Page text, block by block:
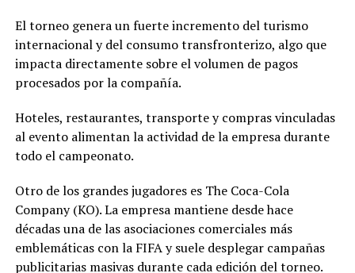
El torneo genera un fuerte incremento del turismo
internacional y del consumo transfronterizo, algo que
impacta directamente sobre el volumen de pagos
procesados por la compañía.
Hoteles, restaurantes, transporte y compras vinculadas
al evento alimentan la actividad de la empresa durante
todo el campeonato.
Otro de los grandes jugadores es The Coca-Cola
Company (KO). La empresa mantiene desde hace
décadas una de las asociaciones comerciales más
emblemáticas con la FIFA y suele desplegar campañas
publicitarias masivas durante cada edición del torneo.